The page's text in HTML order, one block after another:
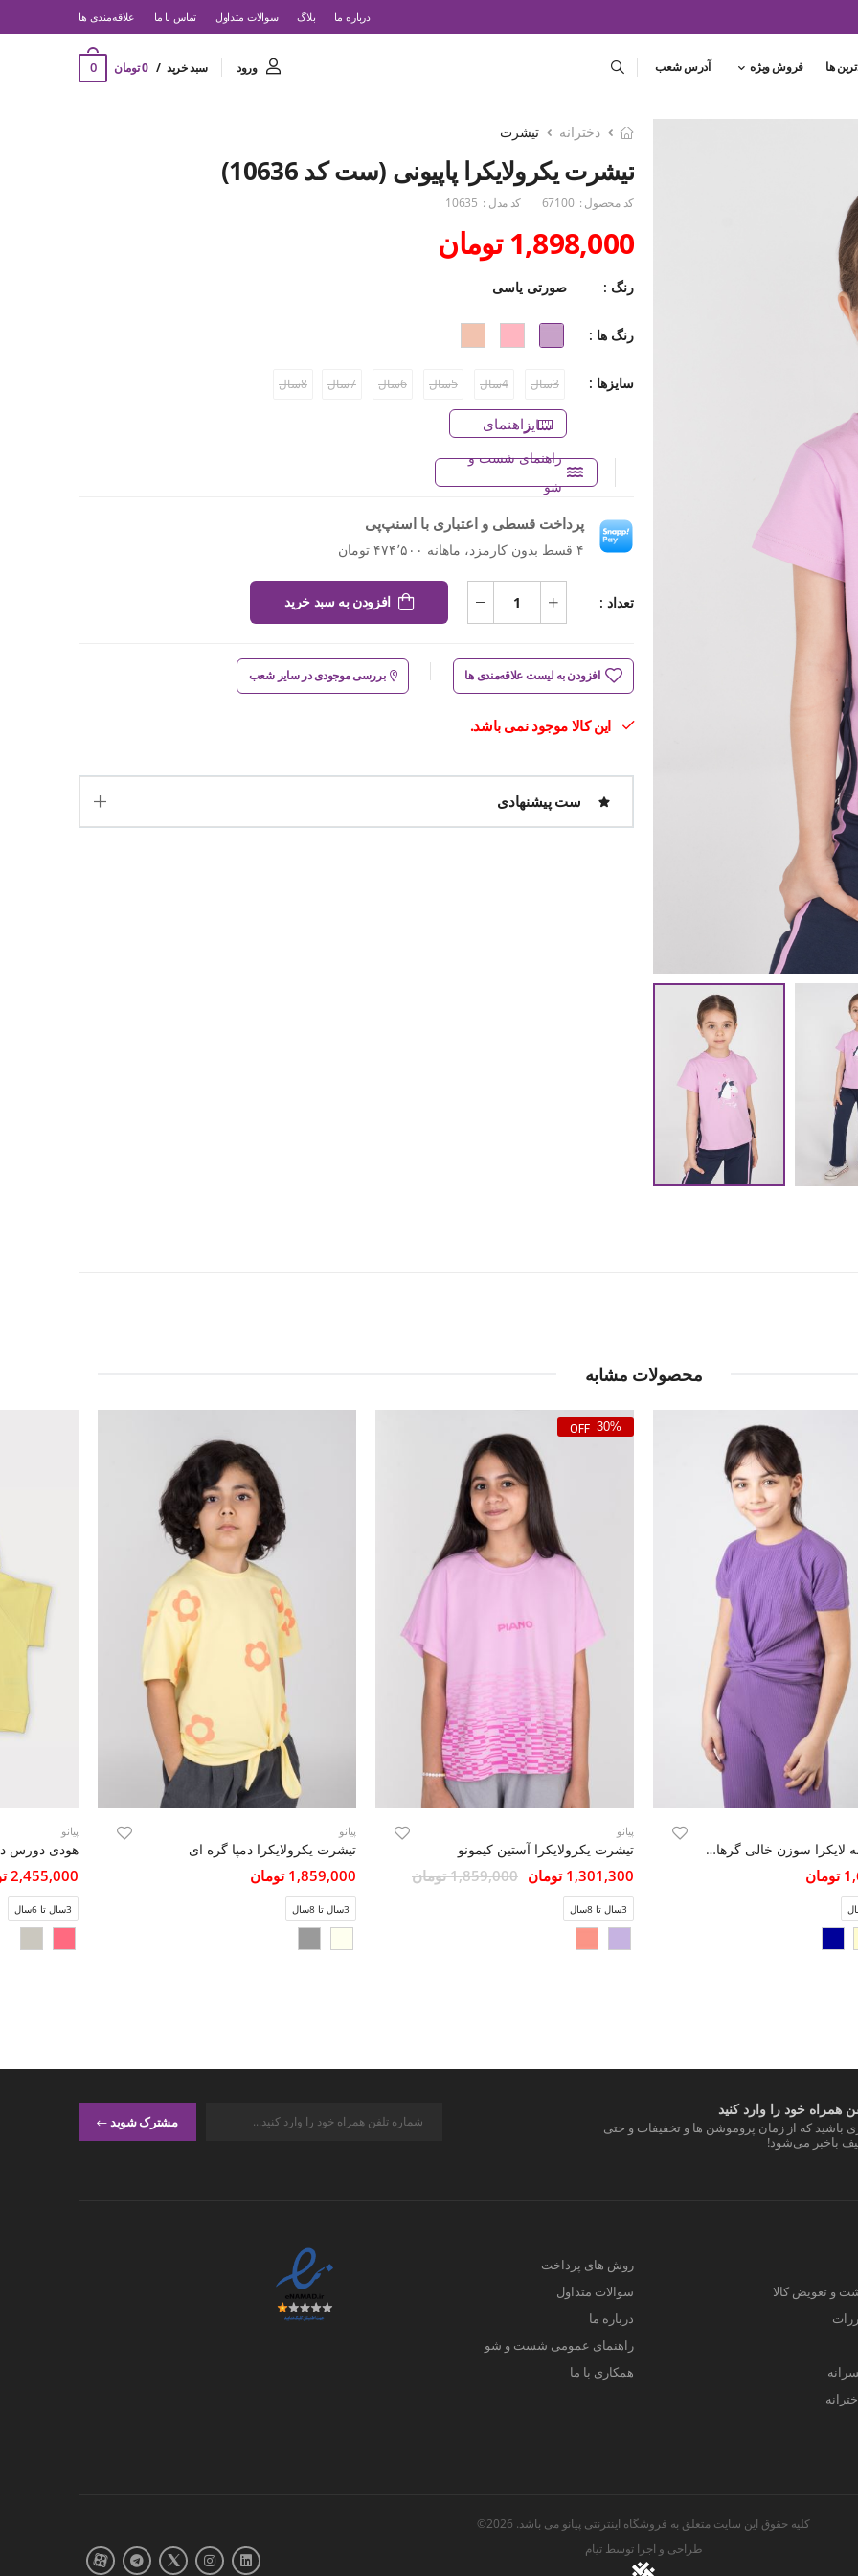
درباره ما بلاگ سوالات متداول تماس با ما ‌علاقه‌مندی ها
ها فروش ویژه آدرس شعب ورود سبد خرید 0 تومان 0
دخترانه تیشرت
تیشرت یکرولایکرا پاپیونی (ست کد 10636)
کد محصول : 67100 کد مدل : 10635
1,898,000 تومان
رنگ : صورتی یاسی
رنگ ها :
سایزها : 3سال 4سال 5سال 6سال 7سال 8سال
راهنمای سایز
راهنمای شست و
شو
پرداخت قسطی و اعتباری با اسنپ‌پی
۴ قسط بدون کارمزد، ماهانه ۴۷۴٬۵۰۰ تومان
تعداد : افزودن به سبد خرید
افزودن به لیست علاقه‌مندی ها بررسی موجودی در سایر شعب
این کالا موجود نمی باشد.
ست پیشنهادی
محصولات مشابه
تیشرت پنبه لایکرا سوزن خالی گره‏ای(ست با کد10578)
30%
پیانو
تیشرت یکرولایکرا آستین کیمونو
1,301,300 تومان 1,859,000 تومان
3سال تا 8سال
پیانو
تیشرت یکرولایکرا دمپا گره ای
1,859,000 تومان
3سال تا 8سال
پیانو
هودی دورس
2,455,000 تومان
3سال تا 6سال
همراه خود را وارد کنید
باشید که از زمان پروموشن ها و تخفیفات و حتی
باخبر می‌شود!
مشترک شوید
و تعویض کالا
روش های پرداخت
سوالات متداول
درباره ما
راهنمای عمومی شست و شو
همکاری با ما
کلیه حقوق این سایت متعلق به فروشگاه اینترنتی پیانو می باشد. 2026©
طراحی و اجرا توسطتیام